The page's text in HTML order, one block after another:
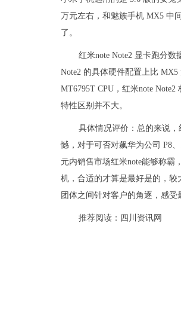
万元左右，和魅族手机 MX5 中
了。
红米note Note2 显卡跑分
Note2 的具体硬件配置上比
MT6795T CPU，红米note
特性区别并不大。
具体情况评价：总的来说
憾，对于可否对飙华为公司 P8
元内销售市场红米note能够称霸
机，合适的才算是最好是的，
团体之间针对客户的角逐，感受
推荐阅读： 四川资讯网